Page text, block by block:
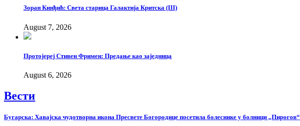
Зоран Кинђић: Света старица Галактија Критска (III)
August 7, 2026
Протојереј Стивен Фримен: Предање као заједница
August 6, 2026
Вести
Бугарска: Хавајска чудотворна икона Пресвете Богородице посетила болеснике у болници „Пирогов“